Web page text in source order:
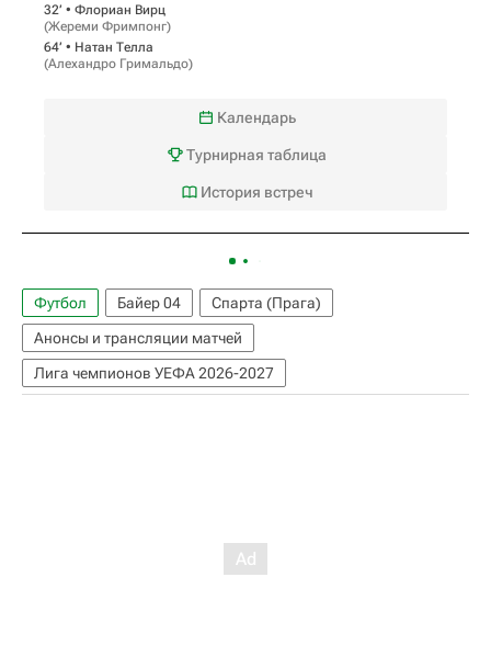
32‎’‎ • Флориан Вирц
(Жереми Фримпонг)
64‎’‎ • Натан Телла
(Алехандро Гримальдо)
Календарь
Турнирная таблица
История встреч
Футбол Байер 04
Спарта (Прага)
Анонсы и трансляции матчей
Лига чемпионов УЕФА 2026-2027